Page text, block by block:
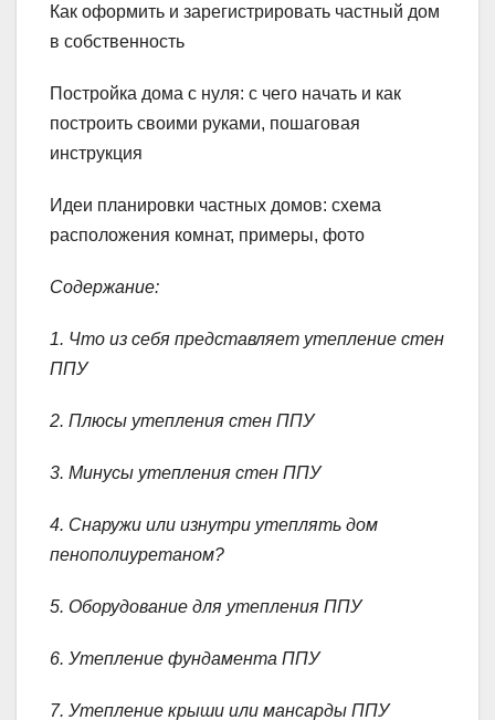
Как оформить и зарегистрировать частный дом
в собственность
Постройка дома с нуля: с чего начать и как
построить своими руками, пошаговая
инструкция
Идеи планировки частных домов: схема
расположения комнат, примеры, фото
Содержание:
1. Что из себя представляет утепление стен
ППУ
2. Плюсы утепления стен ППУ
3. Минусы утепления стен ППУ
4. Снаружи или изнутри утеплять дом
пенополиуретаном?
5. Оборудование для утепления ППУ
6. Утепление фундамента ППУ
7. Утепление крыши или мансарды ППУ